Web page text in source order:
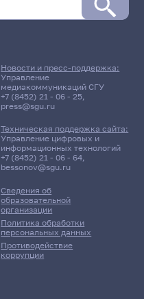
Сведения об
образовательной
организации
Политика обработки
персональных данных
Противодействие
коррупции
Новости и пресс-поддержка:
Управление
медиакоммуникаций СГУ
+7 (8452) 21 - 06 - 25,
press@sgu.ru
Техническая поддержка сайта:
Управление цифровых и
информационных технологий
+7 (8452) 21 - 06 - 64,
bessonov@sgu.ru